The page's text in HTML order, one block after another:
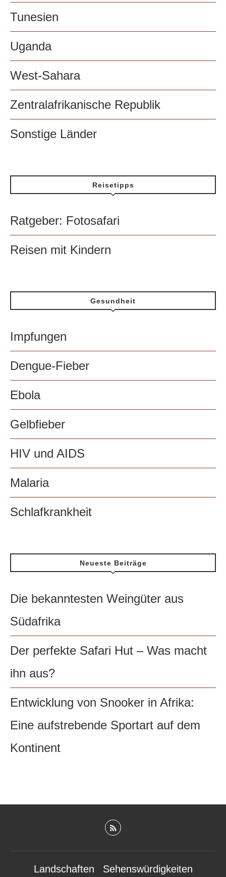
Tunesien
Uganda
West-Sahara
Zentralafrikanische Republik
Sonstige Länder
Reisetipps
Ratgeber: Fotosafari
Reisen mit Kindern
Gesundheit
Impfungen
Dengue-Fieber
Ebola
Gelbfieber
HIV und AIDS
Malaria
Schlafkrankheit
Neueste Beiträge
Die bekanntesten Weingüter aus
Südafrika
Der perfekte Safari Hut – Was macht
ihn aus?
Entwicklung von Snooker in Afrika:
Eine aufstrebende Sportart auf dem
Kontinent
Landschaften Sehenswürdigkeiten